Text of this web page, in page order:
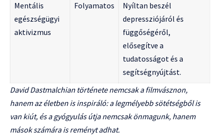
Mentális
egészségügyi
aktivizmus
Folyamatos
Nyíltan beszél
depressziójáról és
függőségéről,
elősegítve a
tudatosságot és a
segítségnyújtást.
David Dastmalchian története nemcsak a filmvásznon,
hanem az életben is inspiráló: a legmélyebb sötétségből is
van kiút, és a gyógyulás útja nemcsak önmagunk, hanem
mások számára is reményt adhat.